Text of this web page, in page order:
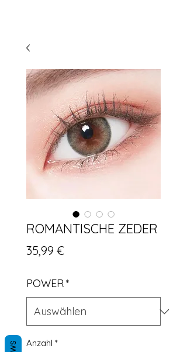
ROMANTISCHE ZEDER
35,99 €Preis
POWER*
Anzahl *